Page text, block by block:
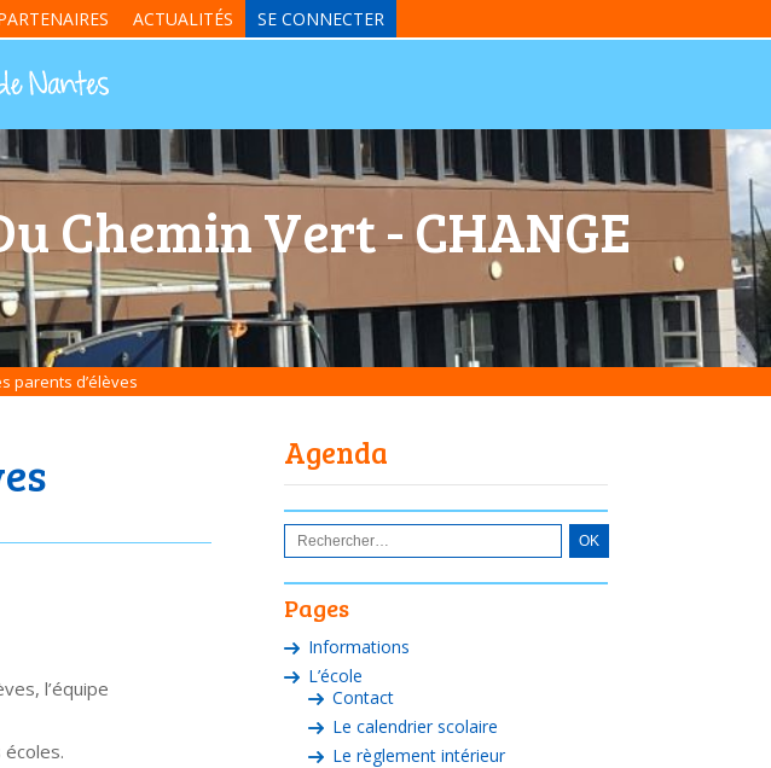
ACTUALITÉS SE CONNECTER
Chemin Vert - CHANGE
parents d’élèves
l’équipe
Agenda
Pages
Informations
L’école
Contact
Le calendrier scolaire
Le règlement intérieur